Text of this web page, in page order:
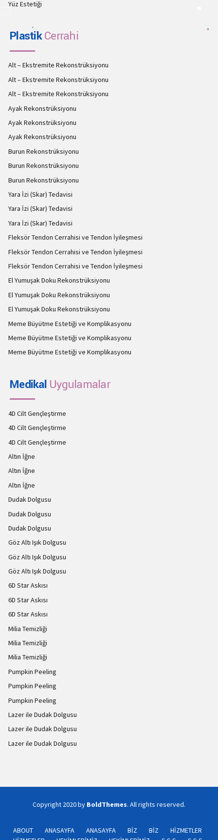
Yüz Estetiği
PlastikCerrahi
Alt – Ekstremite Rekonstrüksiyonu
Alt – Ekstremite Rekonstrüksiyonu
Alt – Ekstremite Rekonstrüksiyonu
Ayak Rekonstrüksiyonu
Ayak Rekonstrüksiyonu
Ayak Rekonstrüksiyonu
Burun Rekonstrüksiyonu
Burun Rekonstrüksiyonu
Burun Rekonstrüksiyonu
Yara İzi (Skar) Tedavisi
Yara İzi (Skar) Tedavisi
Yara İzi (Skar) Tedavisi
Fleksör Tendon Cerrahisi ve Tendon İyileşmesi
Fleksör Tendon Cerrahisi ve Tendon İyileşmesi
Fleksör Tendon Cerrahisi ve Tendon İyileşmesi
El Yumuşak Doku Rekonstrüksiyonu
El Yumuşak Doku Rekonstrüksiyonu
El Yumuşak Doku Rekonstrüksiyonu
Meme Büyütme Estetiği ve Komplikasyonu
Meme Büyütme Estetiği ve Komplikasyonu
Meme Büyütme Estetiği ve Komplikasyonu
Medikal Uygulamalar
4D Cilt Gençleştirme
4D Cilt Gençleştirme
4D Cilt Gençleştirme
Altın İğne
Altın İğne
Altın İğne
Dudak Dolgusu
Dudak Dolgusu
Dudak Dolgusu
Göz Altı Işık Dolgusu
Göz Altı Işık Dolgusu
Göz Altı Işık Dolgusu
6D Star Askısı
6D Star Askısı
6D Star Askısı
Milia Temizliği
Milia Temizliği
Milia Temizliği
Pumpkin Peeling
Pumpkin Peeling
Pumpkin Peeling
Lazer ile Dudak Dolgusu
Lazer ile Dudak Dolgusu
Lazer ile Dudak Dolgusu
Copyright 2020 by BoldThemes. All rights reserved.
ABOUT ANASAYFA ANASAYFA BİZ BİZ
HİZMETLER